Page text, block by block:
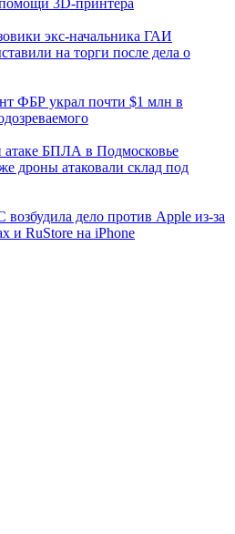
3D‑принтера
экс-начальника ГАИ
на торги после дела о
ФБР украл почти $1 млн в
БПЛА в Подмосковье
дроны атаковали склад под
дело против Apple из-за
и RuStore на iPhone